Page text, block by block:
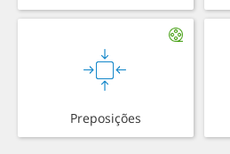
Preposições